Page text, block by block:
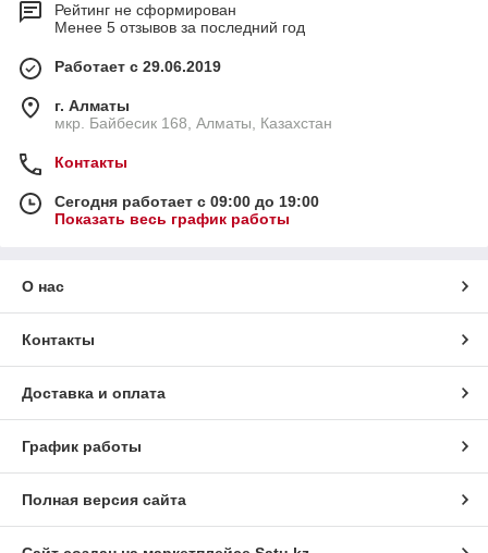
Рейтинг не сформирован
Менее 5 отзывов за последний год
Работает с 29.06.2019
г. Алматы
мкр. Байбесик 168, Алматы, Казахстан
Контакты
Сегодня работает с 09:00 до 19:00
Показать весь график работы
О нас
Контакты
Доставка и оплата
График работы
Полная версия сайта